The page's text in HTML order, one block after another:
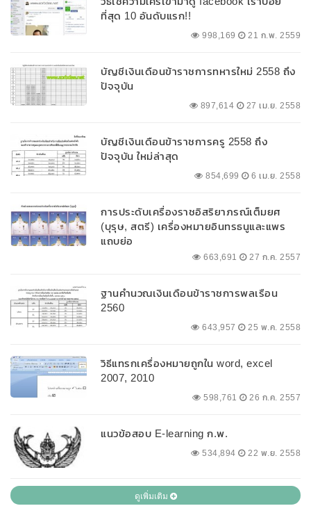
ที่สุด 10 อันดับแรก!!
998,169 21 ก.พ. 2559
บัญชีเงินเดือนข้าราชการทหารใหม่ 2558 ถึง
ปัจจุบัน
897,614 27 เม.ย. 2558
บัญชีเงินเดือนข้าราชการครู 2558 ถึง
ปัจจุบัน ใหม่ล่าสุด
854,699 6 เม.ย. 2558
การประดับเครื่องราชอิสริยาภรณ์เต็มยศ
(บุรุษ, สตรี) เครื่องหมายอินทรธนูและแพร
แถบย่อ
663,691 27 ก.ค. 2557
ฐานคำนวณเงินเดือนข้าราชการพลเรือน
2560
643,957 25 พ.ค. 2558
วิธีแทรกเครื่องหมายถูกใน word, excel
2007, 2010
598,761 26 ก.ค. 2557
แนวข้อสอบ E-learning ก.พ.
534,894 22 พ.ย. 2558
ดูเพิ่มเติม